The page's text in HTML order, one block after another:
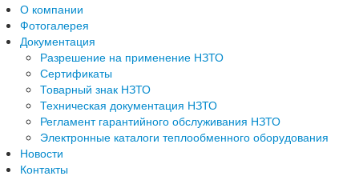
О компании
Фотогалерея
Документация
Разрешение на применение НЗТО
Сертификаты
Товарный знак НЗТО
Техническая документация НЗТО
Регламент гарантийного обслуживания НЗТО
Электронные каталоги теплообменного оборудования
Новости
Контакты